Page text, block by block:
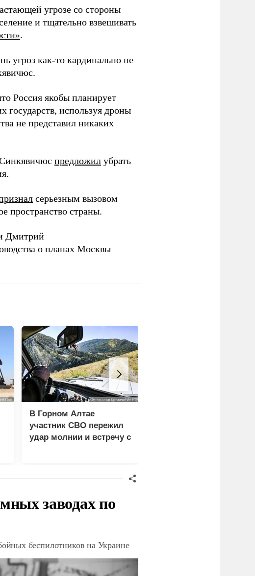
угрозе со стороны
и тщательно взвешивать
.
угроз как-то кардинально не
Россия якобы планирует
государств, используя дроны
не представил никаких
предложил убрать
серьезным вызовом
пространство страны.
Дмитрий
о планах Москвы
В Горном Алтае
участник СВО пережил
удар молнии и встречу с
заводах по
беспилотников на Украине